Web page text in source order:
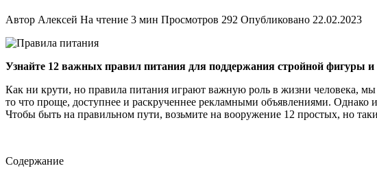
Автор Алексей На чтение 3 мин Просмотров 292 Опубликовано 22.02.2023
Узнайте 12 важных правил питания для поддержания стройной фигуры
Как ни крути, но правила питания играют важную роль в жизни человека,
то что проще, доступнее и раскрученнее рекламными объявлениями. Однако
Чтобы быть на правильном пути, возьмите на вооружение 12 простых, но
Содержание